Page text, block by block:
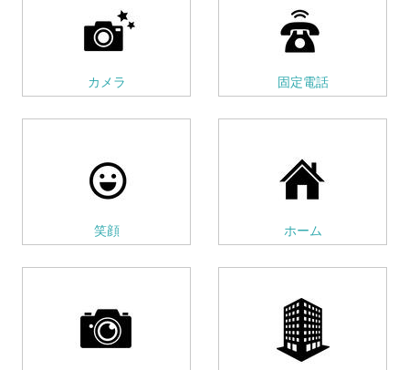
カメラ 固定電話
笑顔 ホーム